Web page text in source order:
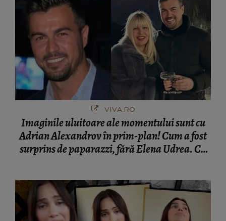
VIVA.RO
Imaginile uluitoare ale momentului sunt cu
Adrian Alexandrov în prim-plan! Cum a fost
surprins de paparazzi, fără Elena Udrea. Cu